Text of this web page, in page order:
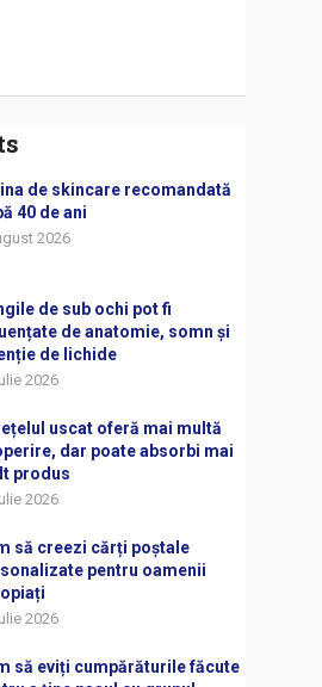
de skincare recomandată
40 de ani
2026
de sub ochi pot fi
de anatomie, somn și
de lichide
2026
uscat oferă mai multă
dar poate absorbi mai
produs
2026
să creezi cărți poștale
pentru oamenii
2026
să eviți cumpărăturile făcute